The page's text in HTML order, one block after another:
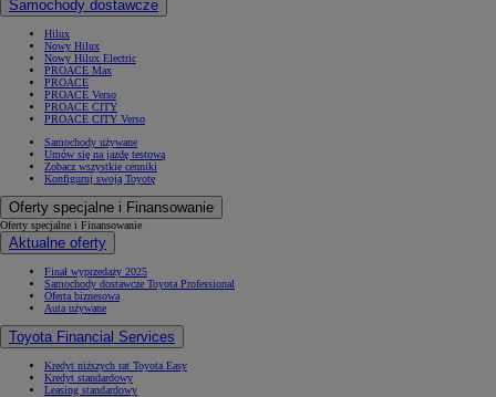
Samochody dostawcze
Hilux
Nowy Hilux
Nowy Hilux Electric
PROACE Max
PROACE
PROACE Verso
PROACE CITY
PROACE CITY Verso
Samochody używane
Umów się na jazdę testową
Zobacz wszystkie cenniki
Konfiguruj swoją Toyotę
Oferty specjalne i Finansowanie
Oferty specjalne i Finansowanie
Aktualne oferty
Finał wyprzedaży 2025
Samochody dostawcze Toyota Professional
Oferta biznesowa
Auta używane
Toyota Financial Services
Kredyt niższych rat Toyota Easy
Kredyt standardowy
Leasing standardowy